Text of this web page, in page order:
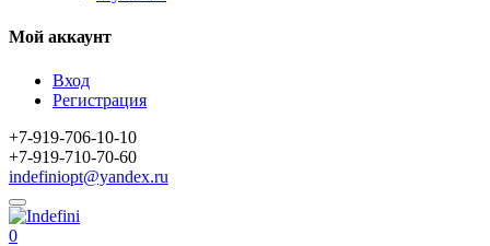
Мой аккаунт
Вход
Регистрация
+7-919-706-10-10
+7-919-710-70-60
indefiniopt@yandex.ru
0